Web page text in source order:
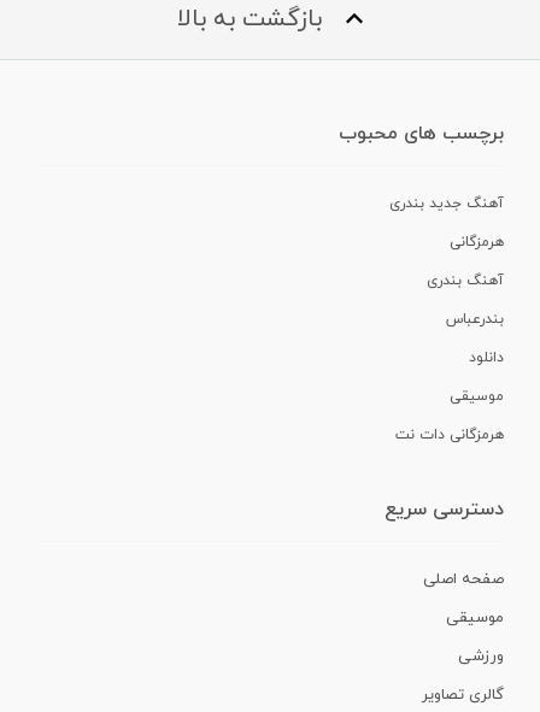
بازگشت به بالا
برچسب های محبوب
آهنگ جدید بندری
هرمزگانی
آهنگ بندری
بندرعباس
دانلود
موسیقی
هرمزگانی دات نت
دسترسی سریع
صفحه اصلی
موسیقی
ورزشی
گالری تصاویر